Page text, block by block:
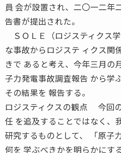
員 会が設置され、二〇一二年
告書が提出された。
ＳＯＬＥ（ロジスティクス
な事故からロジステ ィクス関
きで あると考え、今年三月の
子力発電事故調査報告 から学
その結果を 報告する。
ロジスティクスの観点 今回
任 を追及することではなく、
研究するものとして、 「原子
何を 学ぶべきかを明らかにす